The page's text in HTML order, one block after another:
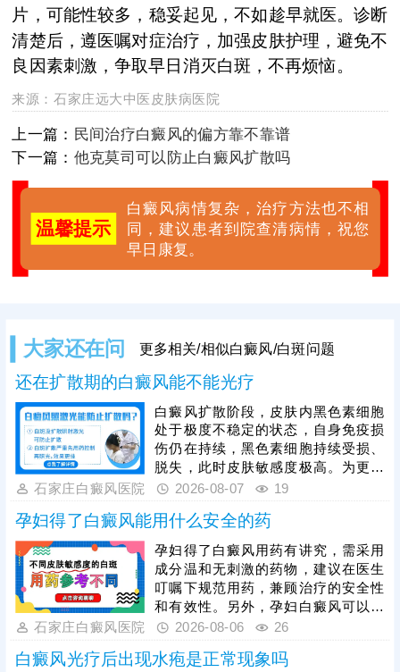
片，可能性较多，稳妥起见，不如趁早就医。诊断
清楚后，遵医嘱对症治疗，加强皮肤护理，避免不
良因素刺激，争取早日消灭白斑，不再烦恼。
来源：石家庄远大中医皮肤病医院
上一篇： 民间治疗白癜风的偏方靠不靠谱
下一篇： 他克莫司可以防止白癜风扩散吗
温馨提示
白癜风病情复杂，治疗方法也不相
同，建议患者到院查清病情，祝您
早日康复。
大家还在问 更多相关/相似白癜风/白斑问题
还在扩散期的白癜风能不能光疗
白癜风扩散阶段，皮肤内黑色素细胞
处于极度不稳定的状态，自身免疫损
伤仍在持续，黑色素细胞持续受损、
脱失，此时皮肤敏感度极高。为更好
保障治疗安全与疗效，临床通常建议
白斑扩散，具体用药方案需由医生根
据个人病情、体质制定，患者严格遵
医嘱使用，切勿自行用药。待白斑完
全稳定后，再启动光疗，光疗需严控
剂量，采用温和适配的低剂量循序渐
进治疗，同时做好日常护理，规避外
界刺激，稳固病情，提升整体治疗效
果。
石家庄白癜风医院 2026-08-07 19
孕妇得了白癜风能用什么安全的药
孕妇得了白癜风用药有讲究，需采用
成分温和无刺激的药物，建议在医生
叮嘱下规范用药，兼顾治疗的安全性
和有效性。另外，孕妇白癜风可以照
光治疗，如美国进口308准分子激
和正常功能，安全无痛，无毒副作
石家庄白癜风医院 2026-08-06 26
白癜风光疗后出现水疱是正常现象吗